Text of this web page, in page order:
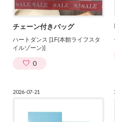
チェーン付きバッグ
ハートダンス [1F(本館ライフスタ
イルゾーン)]
0
2026-07-21